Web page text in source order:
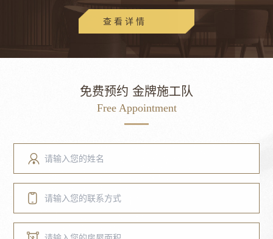
查看详情
免费预约 金牌施工队
Free Appointment